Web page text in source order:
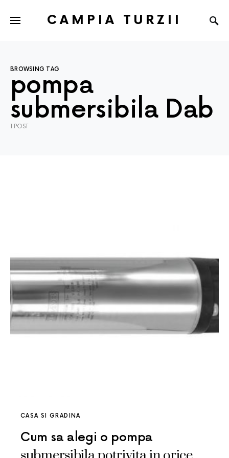
CAMPIA TURZII
BROWSING TAG
pompa
submersibila Dab
1 POST
CASA SI GRADINA
Cum sa alegi o pompa